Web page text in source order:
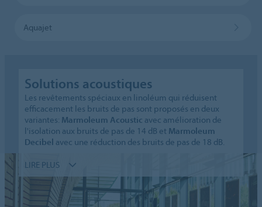
Aquajet
Solutions acoustiques
Les revêtements spéciaux en linoléum qui réduisent
efficacement les bruits de pas sont proposés en deux
variantes: Marmoleum Acoustic avec amélioration de
l'isolation aux bruits de pas de 14 dB et Marmoleum
Decibel avec une réduction des bruits de pas de 18 dB.
LIRE PLUS